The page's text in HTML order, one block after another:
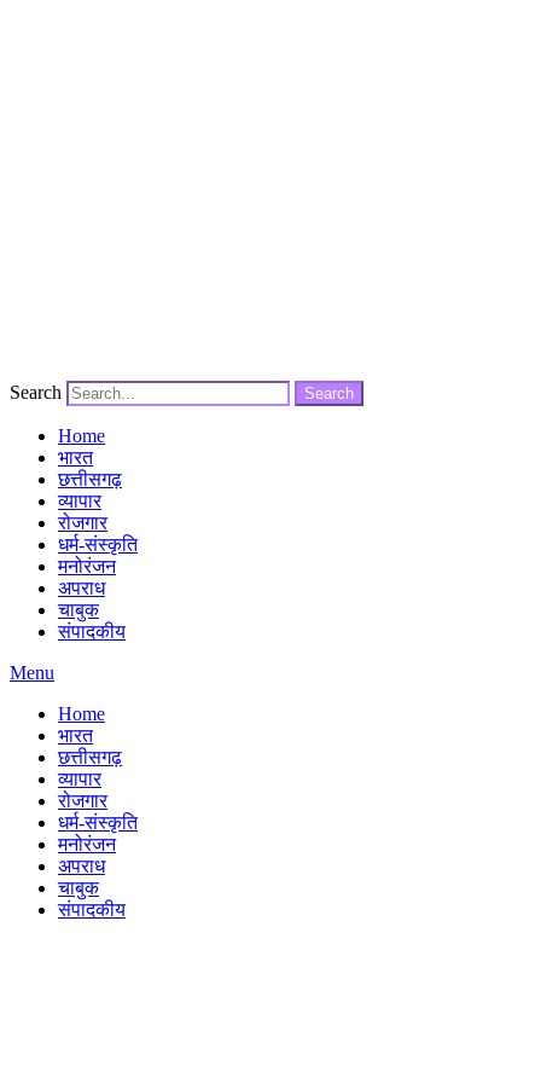
Search Search
Home
भारत
छत्तीसगढ़
व्यापार
रोजगार
धर्म-संस्कृति
मनोरंजन
अपराध
चाबुक
संपादकीय
Menu
Home
भारत
छत्तीसगढ़
व्यापार
रोजगार
धर्म-संस्कृति
मनोरंजन
अपराध
चाबुक
संपादकीय